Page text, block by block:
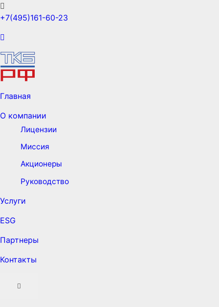
+7(495)161-60-23
Главная
О компании
Лицензии
Миссия
Акционеры
Руководство
Услуги
ESG
Партнеры
Контакты